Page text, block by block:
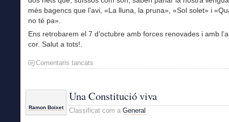
més bagencs que l’avi, «La lluna, la pruna», «Sol solet» i
no té pa».
Ens retrobarem el 7 d’octubre amb forces renovades i amb
cor. Salut a tots!.
Comentaris tancats
a
casa
Ramon Boixet
Una Constitució viva
Classificat com a General